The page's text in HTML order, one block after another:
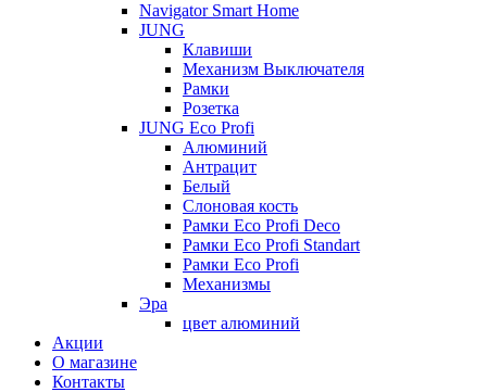
Navigator Smart Home
JUNG
Клавиши
Механизм Выключателя
Рамки
Розетка
JUNG Eco Profi
Алюминий
Антрацит
Белый
Слоновая кость
Рамки Eco Profi Deco
Рамки Eco Profi Standart
Рамки Eco Profi
Механизмы
Эра
цвет алюминий
Акции
О магазине
Контакты